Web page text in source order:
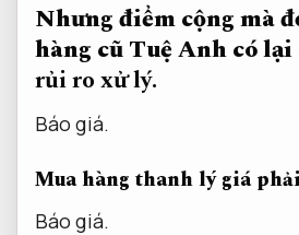
Nhưng điểm cộng mà
hàng cũ Tuệ Anh có lại
rủi ro xử lý.
Báo giá.
Mua hàng thanh lý giá
Báo giá.